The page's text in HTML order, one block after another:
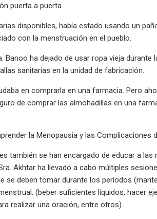
puerta a puerta.
disponibles, había estado usando un
con la menstruación en el pueblo.
Banoo ha dejado de usar ropa vieja
sanitarias en la unidad de fabricación.
en comprarla en una farmacia. Pero
de comprar las almohadillas en una
la Menopausia y las Complicaciones
también se han encargado de educar a las
Akhtar ha llevado a cabo múltiples
deben tomar durante los períodos
(beber suficientes líquidos, hacer
realizar una oración, entre otros).